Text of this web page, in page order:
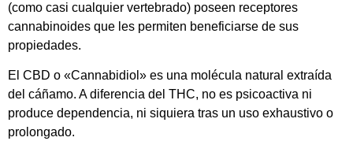
(como casi cualquier vertebrado) poseen receptores
cannabinoides que les permiten beneficiarse de sus
propiedades.
El CBD o «Cannabidiol» es una molécula natural extraída
del cáñamo. A diferencia del THC, no es psicoactiva ni
produce dependencia, ni siquiera tras un uso exhaustivo o
prolongado.